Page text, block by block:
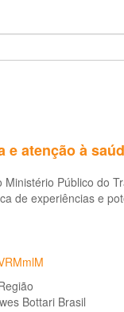
e atenção à
Ministério Público do
de experiências e
Bottari Brasil